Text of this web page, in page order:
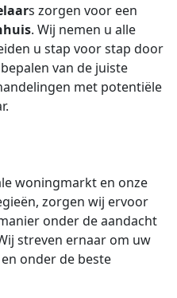
s zorgen voor een
. Wij nemen u alle
u stap voor stap door
van de juiste
met potentiële
woningmarkt en onze
zorgen wij ervoor
onder de aandacht
streven ernaar om uw
onder de beste